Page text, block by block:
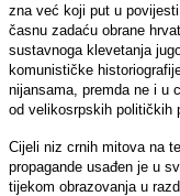
zna već koji put u
časnu zadaću obrane
sustavnoga klevetanja
komunističke
nijansama, premda ne i u
od velikosrpskih političkih
Cijeli niz crnih mitova na
propagande usađen je u
tijekom obrazovanja u